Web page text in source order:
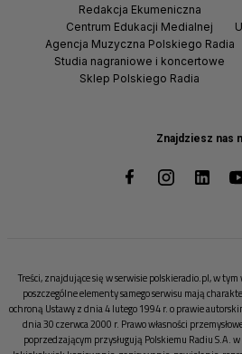
Znajdziesz nas
Redakcja Ekumeniczna
Centrum Edukacji Medialnej
Agencja Muzyczna Polskiego Radia
Studia nagraniowe i koncertowe
Sklep Polskiego Radia
Treści, znajdujące się w serwisie polskieradio.pl, w
poszczególne elementy samego serwisu mają
ochroną Ustawy z dnia 4 lutego 1994 r. o prawie
dnia 30 czerwca 2000 r. Prawo własności
poprzedzającym przysługują Polskiemu Radiu S.A.